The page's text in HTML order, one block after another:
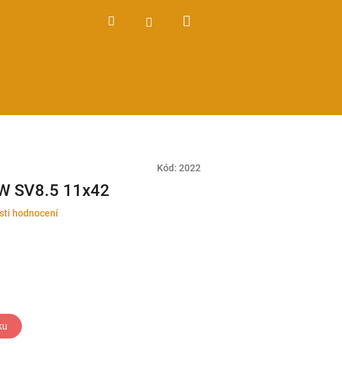
Hledat Přihlášení
Kód: 2022
SV8.5 11x42
hodnocení